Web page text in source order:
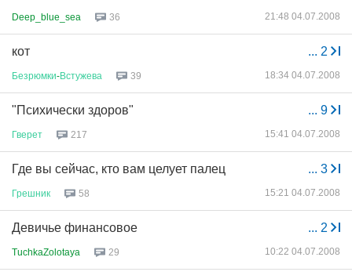
Deep_blue_sea 36 21:48 04.07.2008
... 2
кот
Безрюмки-Встужева 39 18:34 04.07.2008
... 9
"Психически здоров"
Гверет 217 15:41 04.07.2008
... 3
Где вы сейчас, кто вам целует палец
Грешник 58 15:21 04.07.2008
... 2
Девичье финансовое
TuchkaZolotaya 29 10:22 04.07.2008